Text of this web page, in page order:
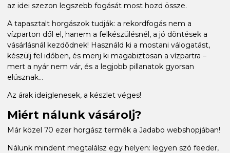
az idei szezon legszebb fogását most hozd össze.
A tapasztalt horgászok tudják: a rekordfogás nem a
vízparton dől el, hanem a felkészülésnél, a jó döntések a
vásárlásnál kezdődnek! Használd ki a mostani válogatást,
készülj fel időben, és menj ki magabiztosan a vízpartra –
mert a nyár nem vár, és a legjobb pillanatok gyorsan
elúsznak...
Az árak ideiglenesek, a készlet véges!
Miért nálunk vásárolj?
Már közel 70 ezer horgász termék a Jadabo webshopjában!
Nálunk mindent megtalálsz egy helyen: legyen szó feeder,